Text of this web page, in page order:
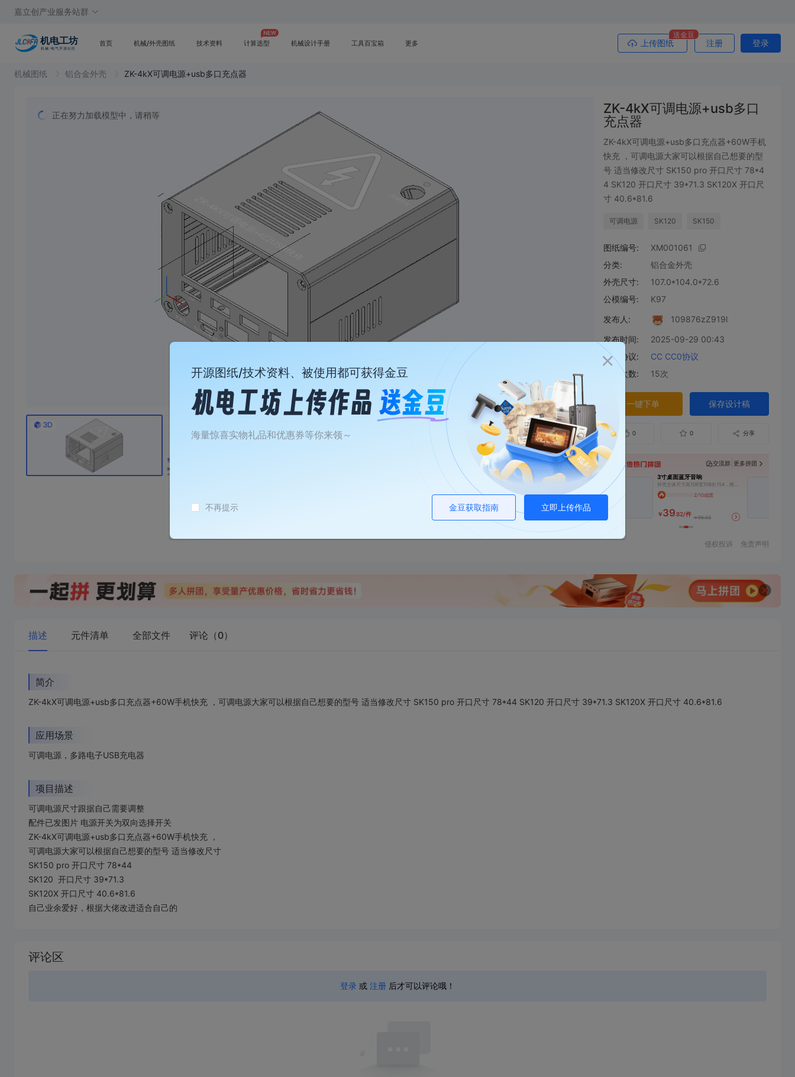
嘉立创产业服务站群
首页 机械/外壳图纸 技术资料 计算选型 机械设计手册 工具百宝箱 更多
送金豆
上传图纸 注册 登录
机械图纸 铝合金外壳 ZK-4kX可调电源+usb多口充点器
正在努力加载模型中，请稍等
ZK-4kX可调电源+usb多口
充点器
ZK-4kX可调电源+usb多口充点器+60W手机
快充 ，可调电源大家可以根据自己想要的型
号 适当修改尺寸 SK150 pro 开口尺寸 78*4
4 SK120 开口尺寸 39*71.3 SK120X 开口尺
寸 40.6*81.6
可调电源 SK120 SK150
图纸编号:
XM001061
分类:
铝合金外壳
外壳尺寸:
107.0*104.0*72.6
公模编号:
K97
发布人:
109876zZ919l
发布时间:
2025-09-29 00:43
开源协议:
CC CC0协议
下单次数:
15次
一键下单 保存设计稿
0 0 分享
交流群 |更多拼团
1/10成团
￥51.24
35瓦超声波切割刀外壳
5/10成团
￥
3寸桌面蓝牙音响
2/10成团
￥39.82/件 ￥95.03
侵权投诉 免责声明
描述 元件清单 全部文件 评论（0）
简介
ZK-4kX可调电源+usb多口充点器+60W手机快充 ，可调电源大家可以根据自己想要的型号 适当修改尺寸 SK150 pro 开口尺寸 78*44 SK120 开口尺寸 39*71.3 SK120X 开口尺寸 40.6*81.6
应用场景
可调电源，多路电子USB充电器
项目描述
可调电源尺寸跟据自己需要调整
配件已发图片 电源开关为双向选择开关
ZK-4kX可调电源+usb多口充点器+60W手机快充 ，
可调电源大家可以根据自己想要的型号 适当修改尺寸
SK150 pro 开口尺寸 78*44
SK120 开口尺寸 39*71.3
SK120X 开口尺寸 40.6*81.6
自己业余爱好，根据大佬改进适合自己的
失
评论区
登录 或 注册 后才可以评论哦！
开源图纸/技术资料、被使用都可获得金豆
海量惊喜实物礼品和优惠券等你来领～
不再提示 金豆获取指南 立即上传作品